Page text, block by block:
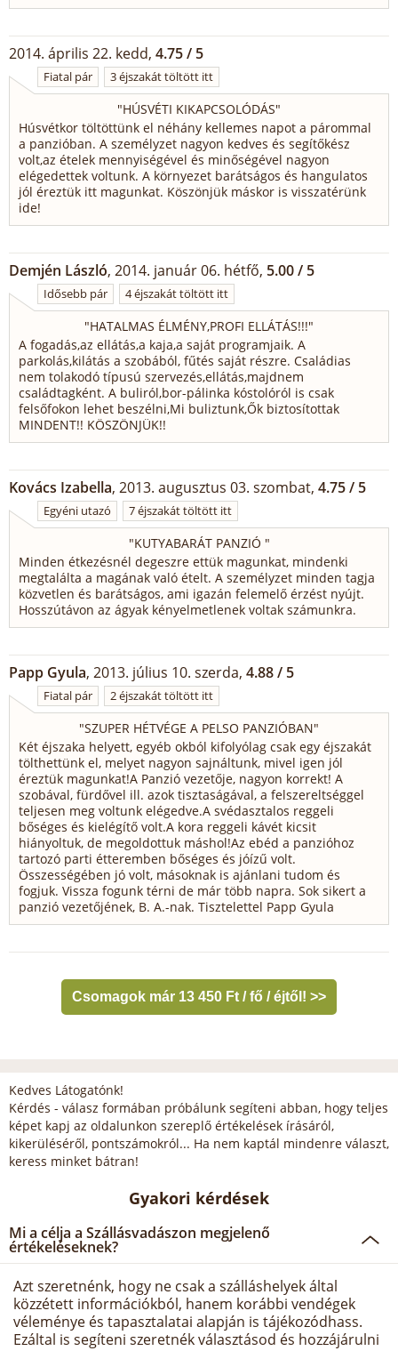
2014. április 22. kedd, 4.75 / 5
Fiatal pár 3 éjszakát töltött itt
"HÚSVÉTI KIKAPCSOLÓDÁS"
Húsvétkor töltöttünk el néhány kellemes napot a párommal
a panzióban. A személyzet nagyon kedves és segítőkész
volt,az ételek mennyiségével és minőségével nagyon
elégedettek voltunk. A környezet barátságos és hangulatos
jól éreztük itt magunkat. Köszönjük máskor is visszatérünk
ide!
Demjén László, 2014. január 06. hétfő, 5.00 / 5
Idősebb pár 4 éjszakát töltött itt
"HATALMAS ÉLMÉNY,PROFI ELLÁTÁS!!!"
A fogadás,az ellátás,a kaja,a saját programjaik. A
parkolás,kilátás a szobából, fűtés saját részre. Családias
nem tolakodó típusú szervezés,ellátás,majdnem
családtagként. A buliról,bor-pálinka kóstolóról is csak
felsőfokon lehet beszélni,Mi buliztunk,Ők biztosítottak
MINDENT!! KÖSZÖNJÜK!!
Kovács Izabella, 2013. augusztus 03. szombat, 4.75 / 5
Egyéni utazó 7 éjszakát töltött itt
"KUTYABARÁT PANZIÓ "
Minden étkezésnél degeszre ettük magunkat, mindenki
megtalálta a magának való ételt. A személyzet minden tagja
közvetlen és barátságos, ami igazán felemelő érzést nyújt.
Hosszútávon az ágyak kényelmetlenek voltak számunkra.
Papp Gyula, 2013. július 10. szerda, 4.88 / 5
Fiatal pár 2 éjszakát töltött itt
"SZUPER HÉTVÉGE A PELSO PANZIÓBAN"
Két éjszaka helyett, egyéb okból kifolyólag csak egy éjszakát
tölthettünk el, melyet nagyon sajnáltunk, mivel igen jól
éreztük magunkat!A Panzió vezetője, nagyon korrekt! A
szobával, fürdővel ill. azok tisztaságával, a felszereltséggel
teljesen meg voltunk elégedve.A svédasztalos reggeli
bőséges és kielégítő volt.A kora reggeli kávét kicsit
hiányoltuk, de megoldottuk máshol!Az ebéd a panzióhoz
tartozó parti étteremben bőséges és jóízű volt.
Összességében jó volt, másoknak is ajánlani tudom és
fogjuk. Vissza fogunk térni de már több napra. Sok sikert a
panzió vezetőjének, B. A.-nak. Tisztelettel Papp Gyula
Csomagok már 13 450 Ft / fő / éjtől! >>
Kedves Látogatónk!
Kérdés - válasz formában próbálunk segíteni abban, hogy teljes
képet kapj az oldalunkon szereplő értékelések írásáról,
kikerüléséről, pontszámokról... Ha nem kaptál mindenre választ,
keress minket bátran!
Gyakori kérdések
Mi a célja a Szállásvadászon megjelenő
értékeléseknek?
Azt szeretnénk, hogy ne csak a szálláshelyek által
közzétett információkból, hanem korábbi vendégek
véleménye és tapasztalatai alapján is tájékozódhass.
Ezáltal is segíteni szeretnék választásod és hozzájárulni